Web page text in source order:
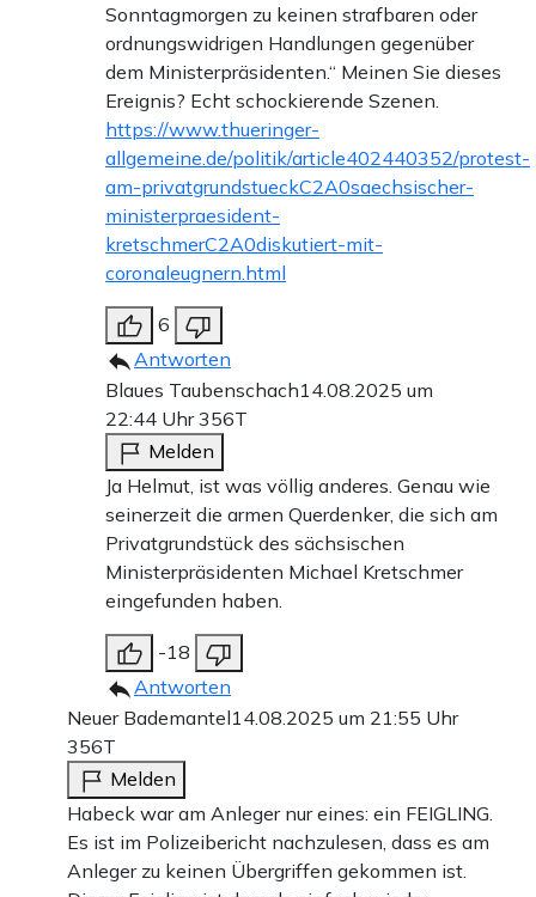
Sonntagmorgen zu keinen strafbaren oder
ordnungswidrigen Handlungen gegenüber
dem Ministerpräsidenten.“ Meinen Sie dieses
Ereignis? Echt schockierende Szenen.
https://www.thueringer-
allgemeine.de/politik/article402440352/protest-
am-privatgrundstueckC2A0saechsischer-
ministerpraesident-
kretschmerC2A0diskutiert-mit-
coronaleugnern.html
6
Antworten
Blaues Taubenschach14.08.2025 um
22:44 Uhr356T
Melden
Ja Helmut, ist was völlig anderes. Genau wie
seinerzeit die armen Querdenker, die sich am
Privatgrundstück des sächsischen
Ministerpräsidenten Michael Kretschmer
eingefunden haben.
-18
Antworten
Neuer Bademantel14.08.2025 um 21:55 Uhr
356T
Melden
Habeck war am Anleger nur eines: ein FEIGLING.
Es ist im Polizeibericht nachzulesen, dass es am
Anleger zu keinen Übergriffen gekommen ist.